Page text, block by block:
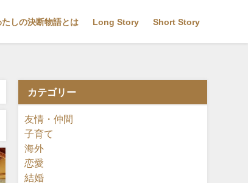
たしの決断物語とは Long Story Short Story
カテゴリー
友情・仲間
子育て
海外
恋愛
結婚